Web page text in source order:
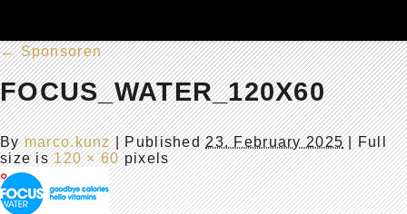
←Sponsoren
FOCUS_WATER_120X60
Bymarco.kunz |Published23. February 2025| Full
size is120 × 60pixels